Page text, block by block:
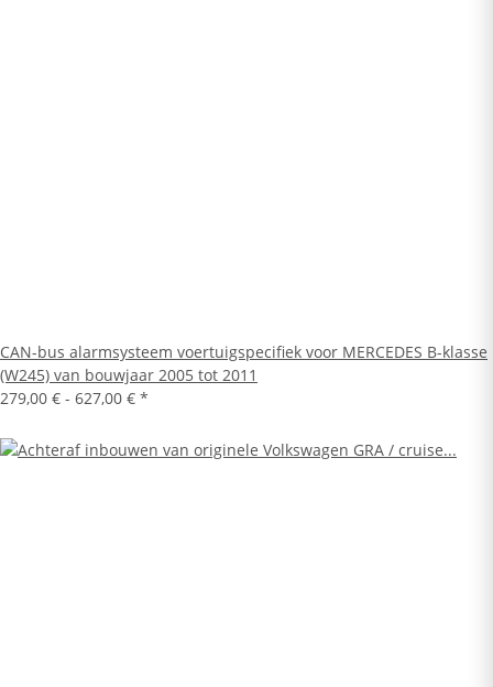
CAN-bus alarmsysteem voertuigspecifiek voor MERCEDES B-klasse
(W245) van bouwjaar 2005 tot 2011
279,00 € - 627,00 € *